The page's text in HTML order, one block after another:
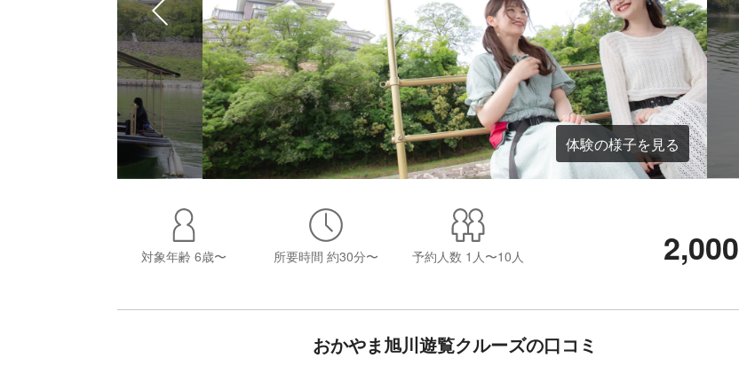
体験の様子を見る
対象年齢 6歳〜 所要時間 約30分〜 予約人数 1人〜10人 2,000
おかやま旭川遊覧クルーズの口コミ